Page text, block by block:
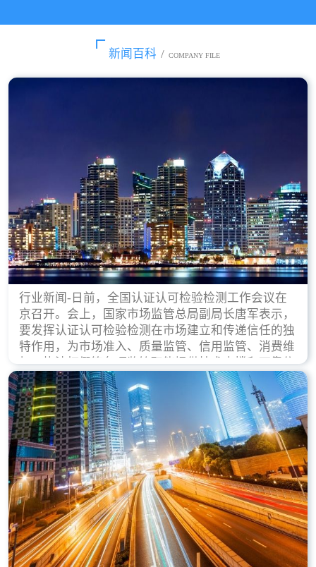
新闻百科 / COMPANY FILE
行业新闻-日前，全国认证认可检验检测工作会议在
京召开。会上，国家市场监管总局副局长唐军表示，
要发挥认证认可检验检测在市场建立和传递信任的独
特作用，为市场准入、质量监管、信用监管、消费维
权、执法打假等各项监管职能提供技术支撑和可靠依
据。